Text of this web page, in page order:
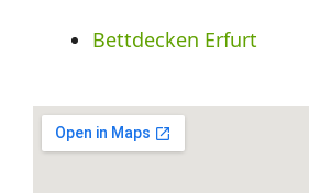
Bettdecken Erfurt